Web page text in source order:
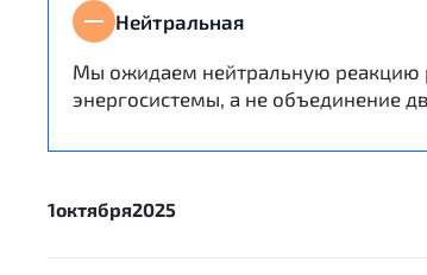
Нейтральная
Мы ожидаем нейтральную реакцию
энергосистемы, а не объединение
1октября2025